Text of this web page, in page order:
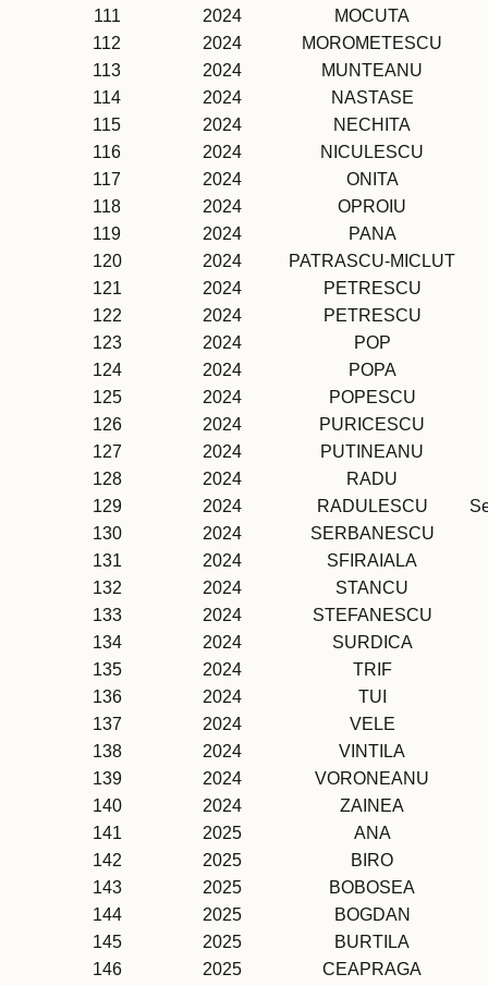
111
2024
MOCUTA
112
2024
MOROMETESCU
113
2024
MUNTEANU
114
2024
NASTASE
115
2024
NECHITA
116
2024
NICULESCU
117
2024
ONITA
118
2024
OPROIU
119
2024
PANA
120
2024
PATRASCU-MICLUT
121
2024
PETRESCU
122
2024
PETRESCU
123
2024
POP
124
2024
POPA
125
2024
POPESCU
126
2024
PURICESCU
127
2024
PUTINEANU
128
2024
RADU
129
2024 RADULESCU
130
2024
SERBANESCU
131
2024
SFIRAIALA
132
2024
STANCU
133
2024
STEFANESCU
134
2024
SURDICA
135
2024
TRIF
136
2024
TUI
137
2024
VELE
138
2024
VINTILA
139
2024
VORONEANU
140
2024
ZAINEA
141
2025
ANA
142
2025
BIRO
143
2025
BOBOSEA
144
2025
BOGDAN
145
2025
BURTILA
146
2025
CEAPRAGA